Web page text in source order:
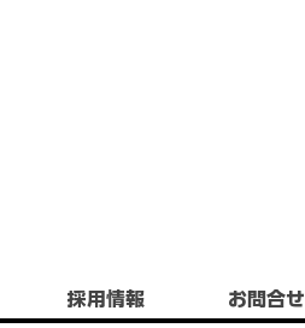
採用情報 お問合せ